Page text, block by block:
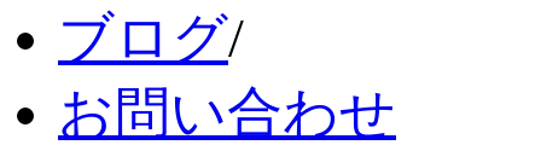
ブログ/
お問い合わせ